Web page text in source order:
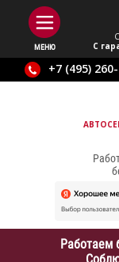
МЕНЮ
С
+7 (495)
Работаем